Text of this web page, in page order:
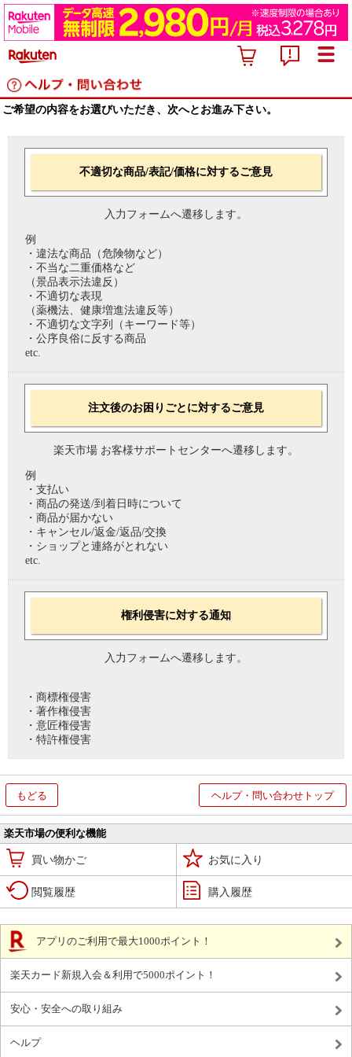
ご希望の内容をお選びいただき、次へとお進み下さい。
不適切な商品/表記/価格に対するご意見
入力フォームへ遷移します。
例
・違法な商品（危険物など）
・不当な二重価格など
（景品表示法違反）
・不適切な表現
（薬機法、健康増進法違反等）
・不適切な文字列（キーワード等）
・公序良俗に反する商品
etc.
注文後のお困りごとに対するご意見
楽天市場 お客様サポートセンターへ遷移します。
例
・支払い
・商品の発送/到着日時について
・商品が届かない
・キャンセル/返金/返品/交換
・ショップと連絡がとれない
etc.
権利侵害に対する通知
入力フォームへ遷移します。
・商標権侵害
・著作権侵害
・意匠権侵害
・特許権侵害
もどる ヘルプ・問い合わせトップ
楽天市場の便利な機能
買い物かご お気に入り
閲覧履歴 購入履歴
アプリのご利用で最大1000ポイント！
楽天カード新規入会＆利用で5000ポイント！
安心・安全への取り組み
ヘルプ